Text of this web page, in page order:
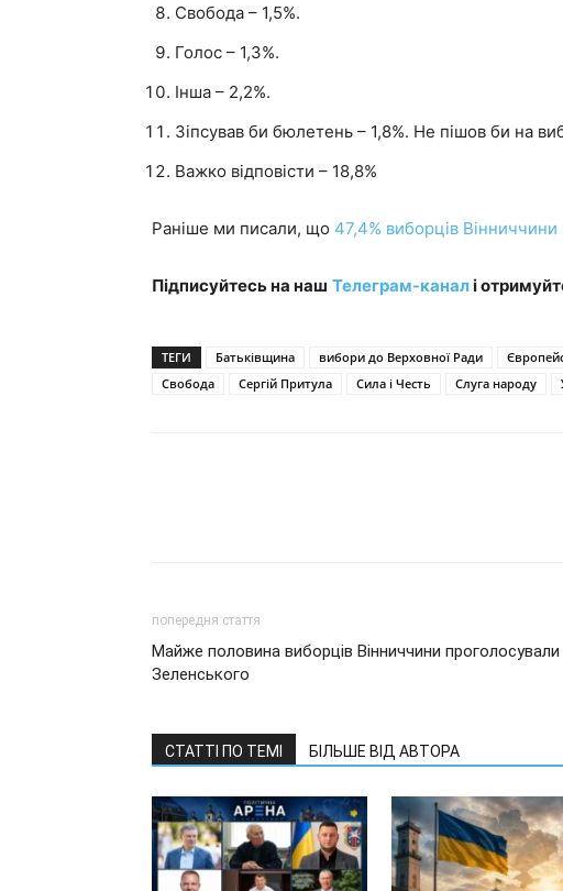
Свобода – 1,5%.
Голос – 1,3%.
Інша – 2,2%.
Зіпсував би бюлетень – 1,8%. Не пішов би на
Важко відповісти – 18,8%
Раніше ми писали, що 47,4% виборців
Підписуйтесь на наш Телеграм-каналі
ТЕГИ Батьківщина вибори до Верховної Ради
Свобода
Сергій Притула Сила і Честь Слуга народу
попередня стаття
Майже половина виборців Вінниччини
Зеленського
СТАТТІ ПО ТЕМІ БІЛЬШЕ ВІД АВТОРА